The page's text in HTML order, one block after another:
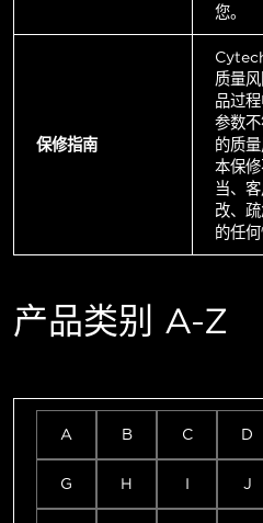
您。
保修指南
质量
品过
参数
的质量
本保
当、
改、
的任何
产品类别 A-Z
A B C D
G H I J